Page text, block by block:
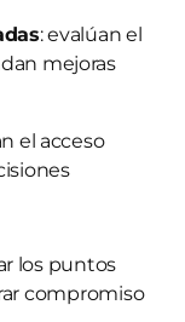
: evalúan el
mejoras
el acceso
los puntos
compromiso